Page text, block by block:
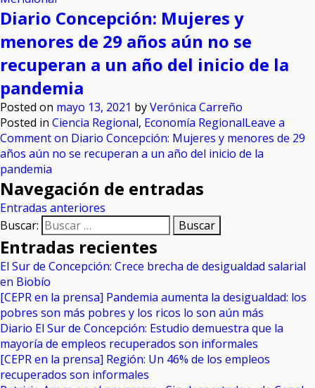
Diario Concepción: Mujeres y
menores de 29 años aún no se
recuperan a un año del inicio de la
pandemia
Posted on mayo 13, 2021 byVerónica Carreño
Posted in Ciencia Regional, Economía RegionalLeave a
Commenton Diario Concepción: Mujeres y menores de 29
años aún no se recuperan a un año del inicio de la
pandemia
Navegación de entradas
Entradas anteriores
Buscar:
Entradas recientes
El Sur de Concepción: Crece brecha de desigualdad salarial
en Biobío
[CEPR en la prensa] Pandemia aumenta la desigualdad: los
pobres son más pobres y los ricos lo son aún más
Diario El Sur de Concepción: Estudio demuestra que la
mayoría de empleos recuperados son informales
[CEPR en la prensa] Región: Un 46% de los empleos
recuperados son informales